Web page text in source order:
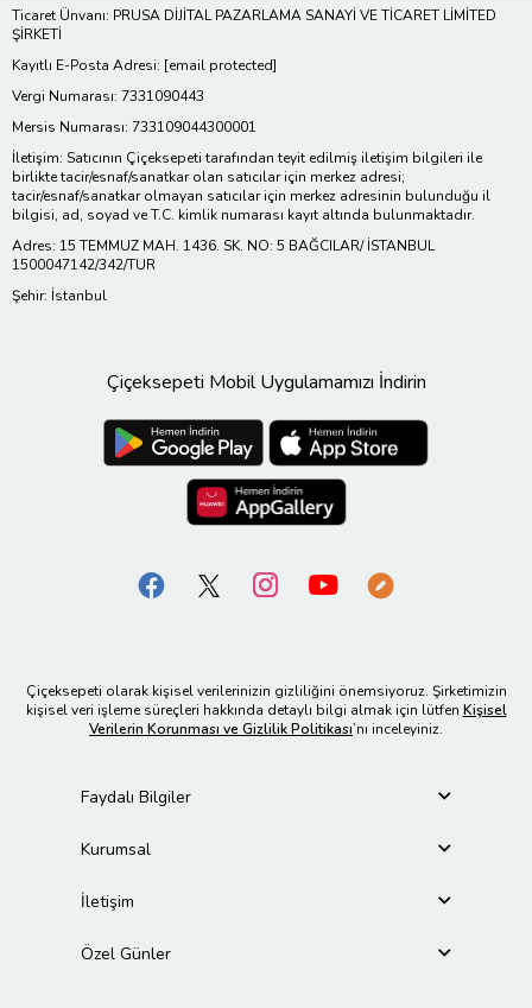
Ticaret Ünvanı: PRUSA DİJİTAL PAZARLAMA SANAYİ VE TİCARET LİMİTED
ŞİRKETİ
Kayıtlı E-Posta Adresi: [email protected]
Vergi Numarası: 7331090443
Mersis Numarası: 733109044300001
İletişim: Satıcının Çiçeksepeti tarafından teyit edilmiş iletişim bilgileri ile
birlikte tacir/esnaf/sanatkar olan satıcılar için merkez adresi;
tacir/esnaf/sanatkar olmayan satıcılar için merkez adresinin bulunduğu il
bilgisi, ad, soyad ve T.C. kimlik numarası kayıt altında bulunmaktadır.
Adres: 15 TEMMUZ MAH. 1436. SK. NO: 5 BAĞCILAR/ İSTANBUL
1500047142/342/TUR
Şehir: İstanbul
Çiçeksepeti Mobil Uygulamamızı İndirin
Çiçeksepeti olarak kişisel verilerinizin gizliliğini önemsiyoruz. Şirketimizin
kişisel veri işleme süreçleri hakkında detaylı bilgi almak için lütfen Kişisel
Verilerin Korunması ve Gizlilik Politikası’nı inceleyiniz.
Faydalı Bilgiler
Kurumsal
İletişim
Özel Günler